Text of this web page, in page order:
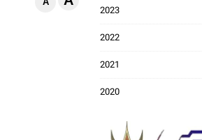
A
2023
2022
2021
2020